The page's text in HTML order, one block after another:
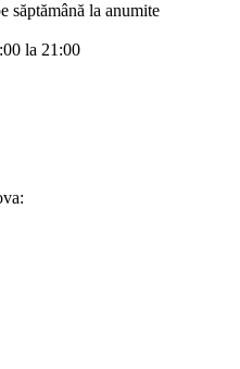
săptămână la anumite
la 21:00